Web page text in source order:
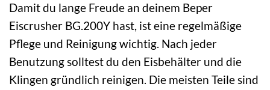
Damit du lange Freude an deinem Beper
Eiscrusher BG.200Y hast, ist eine regelmäßige
Pflege und Reinigung wichtig. Nach jeder
Benutzung solltest du den Eisbehälter und die
Klingen gründlich reinigen. Die meisten Teile sind